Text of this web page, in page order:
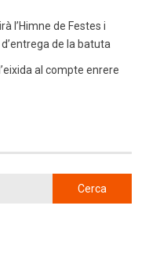
l’Himne de Festes i
de la batuta
al compte enrere